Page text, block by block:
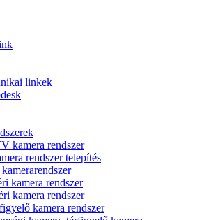
linkek
kamera rendszer
rendszer telepítés
kamera rendszer
kamera rendszer
kamera rendszer